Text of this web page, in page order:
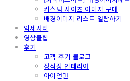
커스텀 사이즈 이미지 구매
배경이미지 리스트 열람하기
악세사리
영상클립
후기
고객 후기 블로그
장식장 인테리어
아이언맨